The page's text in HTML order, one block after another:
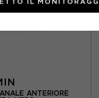
ANTERIORE
IL